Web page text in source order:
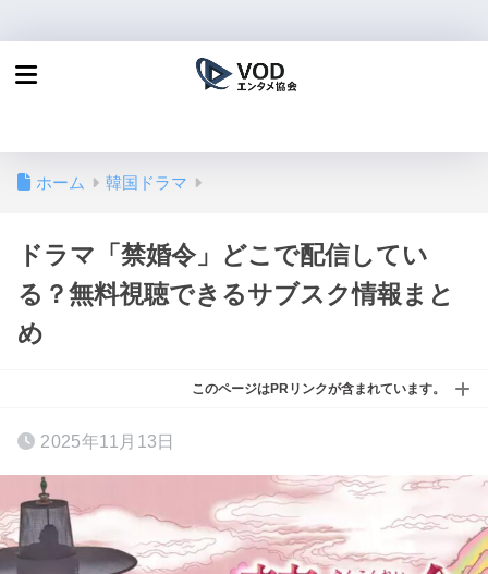
ホーム 韓国ドラマ
ドラマ「禁婚令」どこで配信してい
る？無料視聴できるサブスク情報まと
め
このページはPRリンクが含まれています。
2025年11月13日